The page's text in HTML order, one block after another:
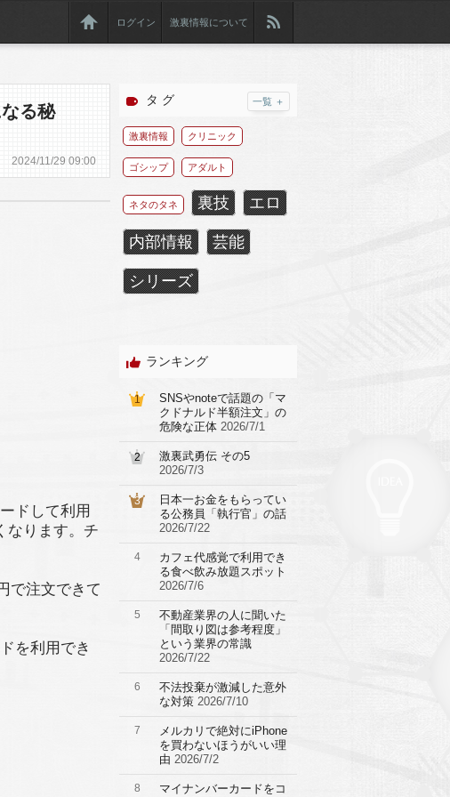
ログイン 激裏情報について
る秘
2024/11/29 09:00
ドして利用
なります。チ
で注文できて
を利用でき
タ グ 一覧 ＋
激裏情報 クリニック
ゴシップ アダルト
ネタのタネ 裏技 エロ
内部情報 芸能
シリーズ
ランキング
1
SNSやnoteで話題の「マ
クドナルド半額注文」の
危険な正体 2026/7/1
2
激裏武勇伝 その5
2026/7/3
3
日本一お金をもらってい
る公務員「執行官」の話
2026/7/22
4
カフェ代感覚で利用でき
る食べ飲み放題スポット
2026/7/6
5
不動産業界の人に聞いた
「間取り図は参考程度」
という業界の常識
2026/7/22
6
不法投棄が激減した意外
な対策 2026/7/10
7
メルカリで絶対にiPhone
を買わないほうがいい理
由 2026/7/2
8
マイナンバーカードをコ